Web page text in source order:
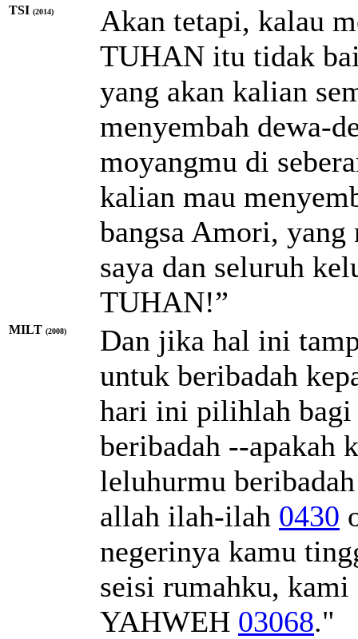
TSI (2014)
Akan tetapi, kalau
TUHAN itu tidak
yang akan kalian
menyembah dewa-
moyangmu di
kalian mau
bangsa Amori,
saya dan seluruh
TUHAN!”
MILT (2008)
Dan jika hal ini
untuk beribadah
hari ini pilihlah bagi
beribadah --apakah
leluhurmu
allah ilah-ilah 0430
negerinya kamu
seisi rumahku,
YAHWEH 03068."